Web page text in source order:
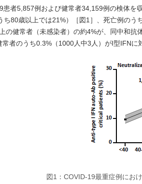
患者5,857例および健常者34,159例の検体を
ち80歳以上では21%）［図1］、死亡例の
の健常者（未感染者）の約4%が、同中和抗
者のうち0.3%（1000人中3人）がI型IFNに
図1：COVID-19最重症例にお